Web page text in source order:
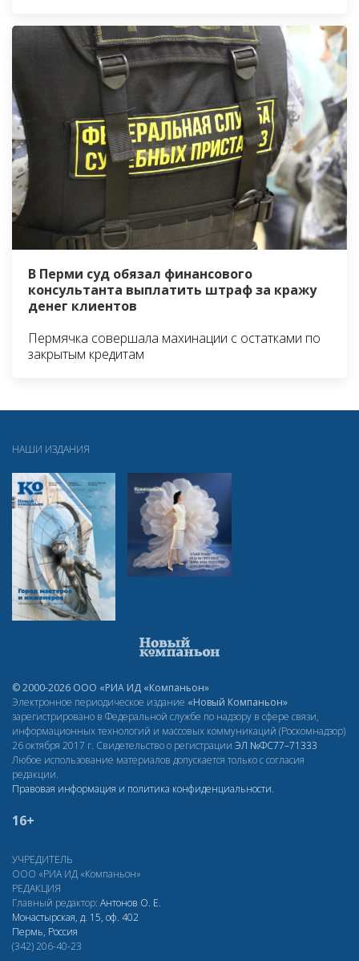
В Перми суд обязал финансового
консультанта выплатить штраф за кражу
денег клиентов
Пермячка совершала махинации с остатками по
закрытым кредитам
НАШИ ИЗДАНИЯ
© 2000-2026 ООО «РИА ИД «Компаньон»
Электронное периодическое издание «Новый Компаньон»
зарегистрировано в Федеральной службе по надзору в сфере связи,
информационных технологий и массовых коммуникаций (Роскомнадзор)
26 октября 2017 г. Свидетельство о регистрации ЭЛ №ФС77–71333
Любое использование материалов допускается только с согласия
редакции.
Правовая информация и политика конфиденциальности.
16+
УЧРЕДИТЕЛЬ
ООО «РИА ИД «Компаньон»
РЕДАКЦИЯ
Главный редактор: Антонов О. Е.
Монастырская, д. 15, оф. 402
Пермь, Россия
(342) 206-40-23